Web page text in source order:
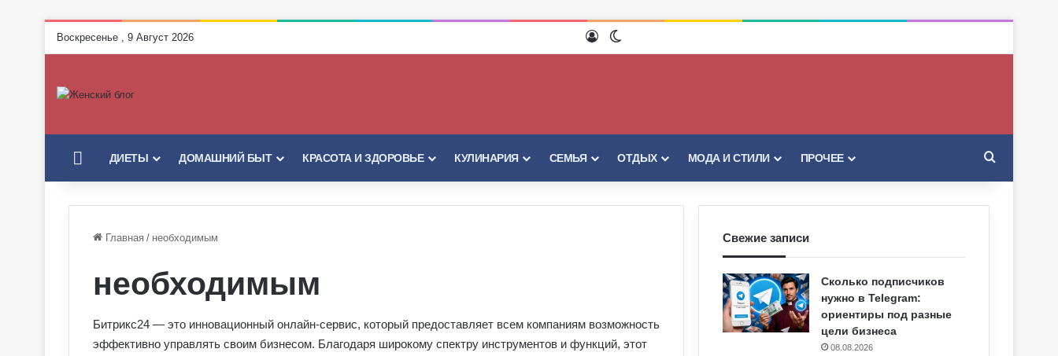
Воскресенье , 9 Август 2026 ВойтиSwitch skin
ГЛАВНАЯ
ДИЕТЫ ДОМАШНИЙ БЫТ КРАСОТА И ЗДОРОВЬЕ КУЛИНАРИЯ СЕМЬЯ ОТДЫХ МОДА И СТИЛИ ПРОЧЕЕ
Главная / необходимым
необходимым
Битрикс24 — это инновационный онлайн-сервис, который предоставляет всем компаниям возможность
эффективно управлять своим бизнесом. Благодаря широкому спектру инструментов и функций, этот
Свежие записи
Сколько подписчиков
нужно в Telegram:
ориентиры под разные
цели бизнеса
08.08.2026